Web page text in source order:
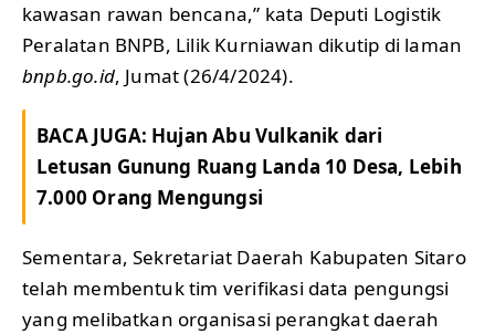
kawasan rawan bencana,” kata Deputi Logistik
Peralatan BNPB, Lilik Kurniawan dikutip di laman
bnpb.go.id, Jumat (26/4/2024).
BACA JUGA: Hujan Abu Vulkanik dari
Letusan Gunung Ruang Landa 10 Desa, Lebih
7.000 Orang Mengungsi
Sementara, Sekretariat Daerah Kabupaten Sitaro
telah membentuk tim verifikasi data pengungsi
yang melibatkan organisasi perangkat daerah